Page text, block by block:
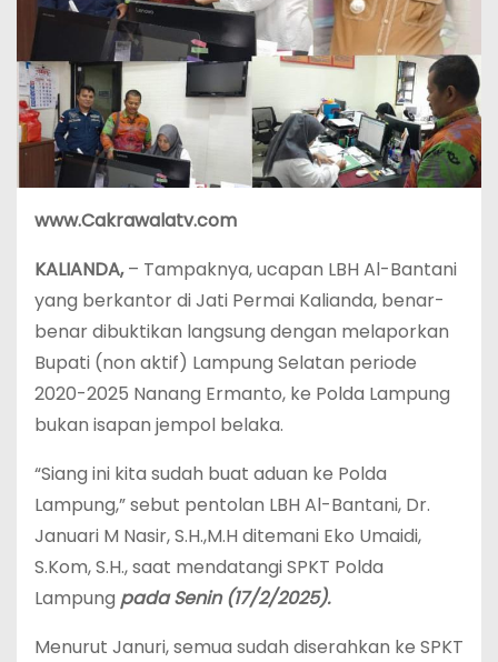
www.Cakrawalatv.com
KALIANDA,– Tampaknya, ucapan LBH Al-Bantani
yang berkantor di Jati Permai Kalianda, benar-
benar dibuktikan langsung dengan melaporkan
Bupati (non aktif) Lampung Selatan periode
2020-2025 Nanang Ermanto, ke Polda Lampung
bukan isapan jempol belaka.
“Siang ini kita sudah buat aduan ke Polda
Lampung,” sebut pentolan LBH Al-Bantani, Dr.
Januari M Nasir, S.H.,M.H ditemani Eko Umaidi,
S.Kom, S.H., saat mendatangi SPKT Polda
Lampung pada Senin (17/2/2025).
Menurut Januri, semua sudah diserahkan ke SPKT